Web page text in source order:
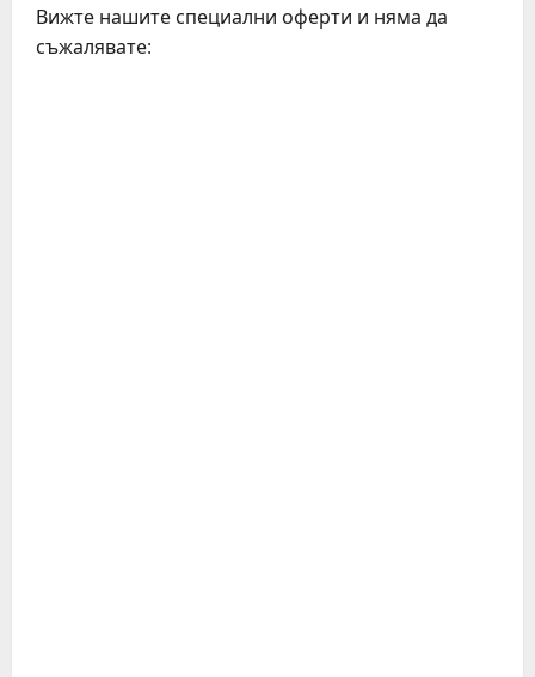
Вижте нашите специални оферти и няма да
съжалявате: